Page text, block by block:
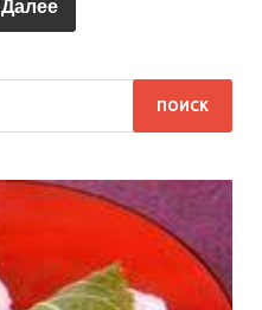
Далее